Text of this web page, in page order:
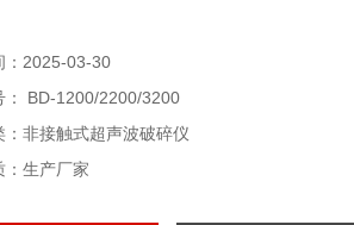
：2025-03-30
： BD-1200/2200/3200
：非接触式超声波破碎仪
：生产厂家